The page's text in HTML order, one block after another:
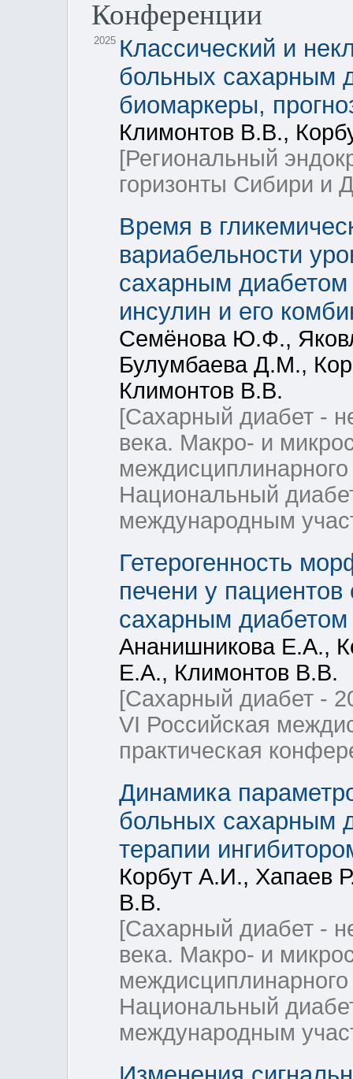
Конференции
2025 Классический и
больных сахарным
биомаркеры,
Климонтов В.В.,
[Региональный
горизонты Сибири и
Время в
вариабельности
сахарным
инсулин и его
Семёнова Ю.Ф.,
Булумбаева Д.М.,
Климонтов В.В.
[Сахарный диабет -
века. Макро- и
Национальный
международным
Гетерогенность
печени у
сахарным диабетом
Ананишникова Е.А.,
Е.А., Климонтов В.В.
[Сахарный диабет -
VI Российская
практическая
Динамика
больных сахарным
терапии
Корбут А.И., Хапаев
В.В.
[Сахарный диабет -
века. Макро- и
Национальный
международным